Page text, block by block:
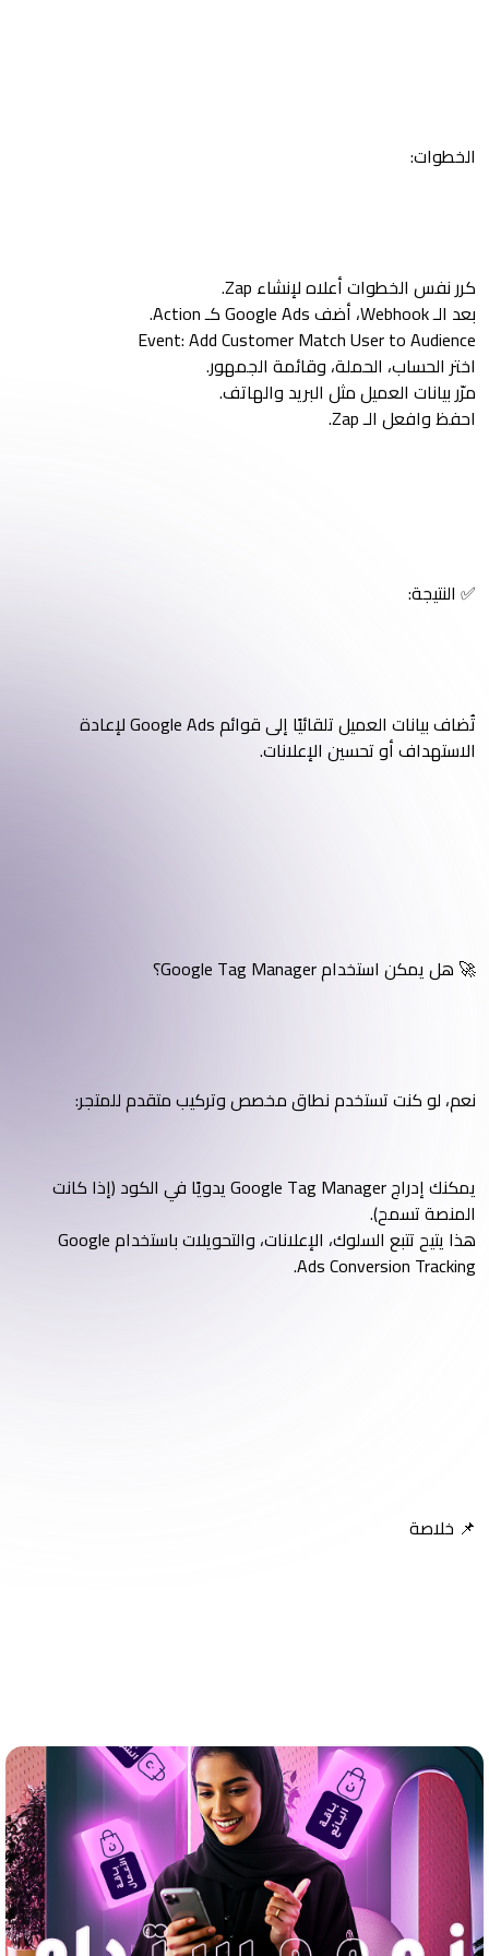
الخطوات:
كرر نفس الخطوات أعلاه لإنشاء Zap.
بعد الـ Webhook، أضف Google Ads كـ Action.
Event: Add Customer Match User to Audience
اختر الحساب، الحملة، وقائمة الجمهور.
مرّر بيانات العميل مثل البريد والهاتف.
احفظ وافعل الـ Zap.
✅ النتيجة:
تُضاف بيانات العميل تلقائيًا إلى قوائم Google Ads لإعادة
الاستهداف أو تحسين الإعلانات.
🚀 هل يمكن استخدام Google Tag Manager؟
نعم، لو كنت تستخدم نطاق مخصص وتركيب متقدم للمتجر:
يمكنك إدراج Google Tag Manager يدويًا في الكود (إذا كانت
المنصة تسمح).
هذا يتيح تتبع السلوك، الإعلانات، والتحويلات باستخدام Google
Ads Conversion Tracking.
📌 خلاصة